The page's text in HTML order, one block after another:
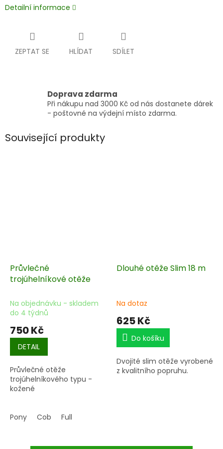
Detailní informace
ZEPTAT SE HLÍDAT SDÍLET
Doprava zdarma
Při nákupu nad 3000 Kč od nás dostanete dárek
- poštovné na výdejní místo zdarma.
Související produkty
Průvlečné
trojúhelníkové otěže
Na objednávku - skladem
do 4 týdnů
750 Kč
DETAIL
Průvlečné otěže
trojúhelníkového typu -
kožené
Pony Cob Full
Dlouhé otěže Slim 18 m
Na dotaz
625 Kč
Do košíku
Dvojité slim otěže vyrobené
z kvalitního popruhu.